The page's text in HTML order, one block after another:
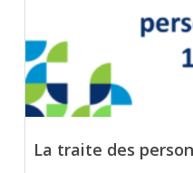
La traite des